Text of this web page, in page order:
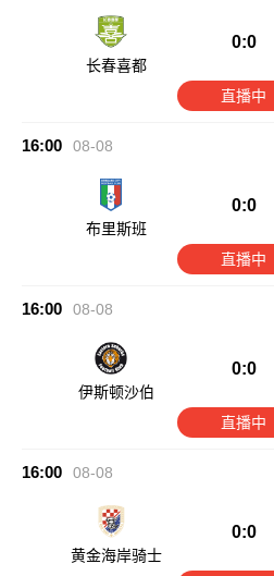
长春喜都
0:0
直播中
16:00 08-08
布里斯班
0:0
直播中
16:00 08-08
伊斯顿沙伯
0:0
直播中
16:00 08-08
黄金海岸骑士
0:0